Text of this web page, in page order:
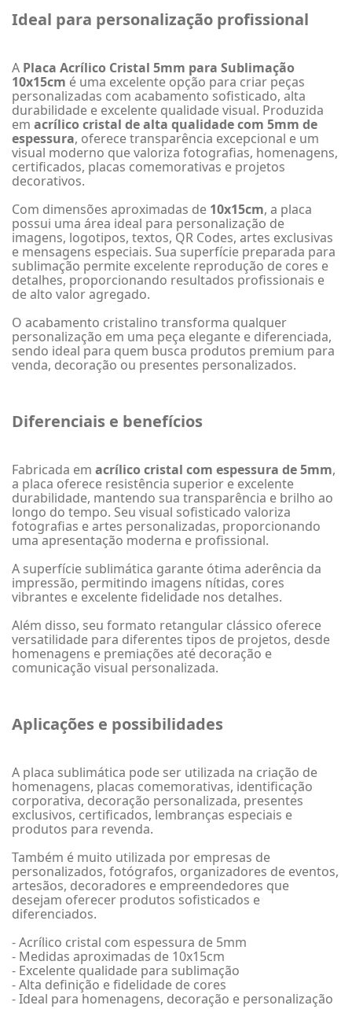
Ideal para personalização profissional
A Placa Acrílico Cristal 5mm para Sublimação
10x15cm é uma excelente opção para criar peças
personalizadas com acabamento sofisticado, alta
durabilidade e excelente qualidade visual. Produzida
em acrílico cristal de alta qualidade com 5mm de
espessura, oferece transparência excepcional e um
visual moderno que valoriza fotografias, homenagens,
certificados, placas comemorativas e projetos
decorativos.
Com dimensões aproximadas de 10x15cm, a placa
possui uma área ideal para personalização de
imagens, logotipos, textos, QR Codes, artes exclusivas
e mensagens especiais. Sua superfície preparada para
sublimação permite excelente reprodução de cores e
detalhes, proporcionando resultados profissionais e
de alto valor agregado.
O acabamento cristalino transforma qualquer
personalização em uma peça elegante e diferenciada,
sendo ideal para quem busca produtos premium para
venda, decoração ou presentes personalizados.
Diferenciais e benefícios
Fabricada em acrílico cristal com espessura de 5mm,
a placa oferece resistência superior e excelente
durabilidade, mantendo sua transparência e brilho ao
longo do tempo. Seu visual sofisticado valoriza
fotografias e artes personalizadas, proporcionando
uma apresentação moderna e profissional.
A superfície sublimática garante ótima aderência da
impressão, permitindo imagens nítidas, cores
vibrantes e excelente fidelidade nos detalhes.
Além disso, seu formato retangular clássico oferece
versatilidade para diferentes tipos de projetos, desde
homenagens e premiações até decoração e
comunicação visual personalizada.
Aplicações e possibilidades
A placa sublimática pode ser utilizada na criação de
homenagens, placas comemorativas, identificação
corporativa, decoração personalizada, presentes
exclusivos, certificados, lembranças especiais e
produtos para revenda.
Também é muito utilizada por empresas de
personalizados, fotógrafos, organizadores de eventos,
artesãos, decoradores e empreendedores que
desejam oferecer produtos sofisticados e
diferenciados.
- Acrílico cristal com espessura de 5mm
- Medidas aproximadas de 10x15cm
- Excelente qualidade para sublimação
- Alta definição e fidelidade de cores
- Ideal para homenagens, decoração e personalização